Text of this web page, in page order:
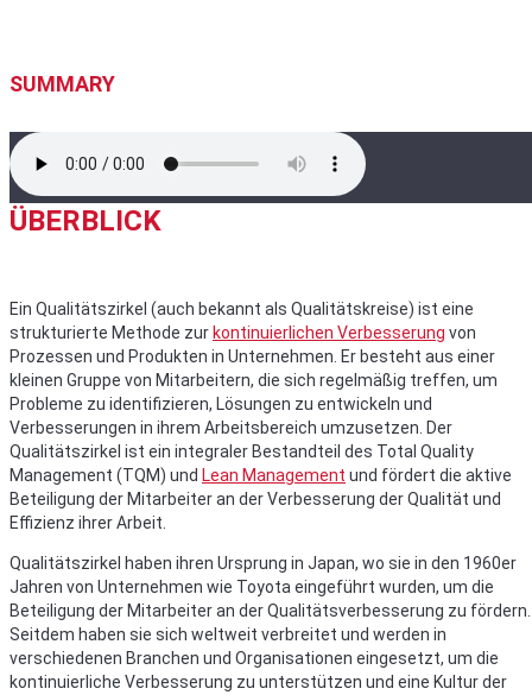
SUMMARY
ÜBERBLICK
Ein Qualitätszirkel (auch bekannt als Qualitätskreise) ist eine
strukturierte Methode zur kontinuierlichen Verbesserung von
Prozessen und Produkten in Unternehmen. Er besteht aus einer
kleinen Gruppe von Mitarbeitern, die sich regelmäßig treffen, um
Probleme zu identifizieren, Lösungen zu entwickeln und
Verbesserungen in ihrem Arbeitsbereich umzusetzen. Der
Qualitätszirkel ist ein integraler Bestandteil des Total Quality
Management (TQM) und Lean Management und fördert die aktive
Beteiligung der Mitarbeiter an der Verbesserung der Qualität und
Effizienz ihrer Arbeit.
Qualitätszirkel haben ihren Ursprung in Japan, wo sie in den 1960er
Jahren von Unternehmen wie Toyota eingeführt wurden, um die
Beteiligung der Mitarbeiter an der Qualitätsverbesserung zu fördern.
Seitdem haben sie sich weltweit verbreitet und werden in
verschiedenen Branchen und Organisationen eingesetzt, um die
kontinuierliche Verbesserung zu unterstützen und eine Kultur der